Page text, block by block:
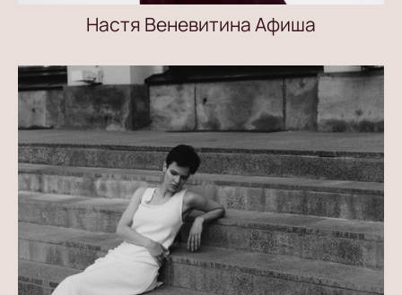
Настя Веневитина Афиша